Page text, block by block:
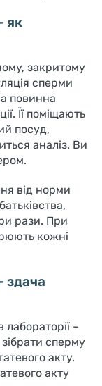
як
закритому
сперми
повинна
Її поміщають
посуд,
аналіз. Ви
від норми
рази. При
кожні
здача
–
сперму
акту.
акту